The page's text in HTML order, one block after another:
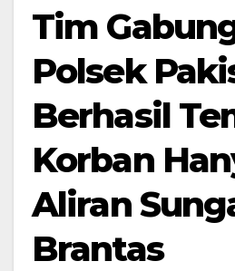
Tim
Polsek
Berhasil
Korban
Aliran
Brantas